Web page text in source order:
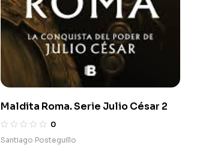
Maldita Roma. Serie Julio César 2
0
Santiago Posteguillo